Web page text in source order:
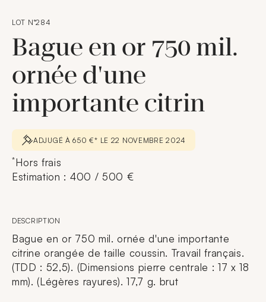
LOT N°284
Bague en or 750 mil.
ornée d'une
importante citrin
ADJUGÉ À 650 €* LE 22 NOVEMBRE 2024
*Hors frais
Estimation : 400 / 500 €
DESCRIPTION
Bague en or 750 mil. ornée d'une importante
citrine orangée de taille coussin. Travail français.
(TDD : 52,5). (Dimensions pierre centrale : 17 x 18
mm). (Légères rayures). 17,7 g. brut